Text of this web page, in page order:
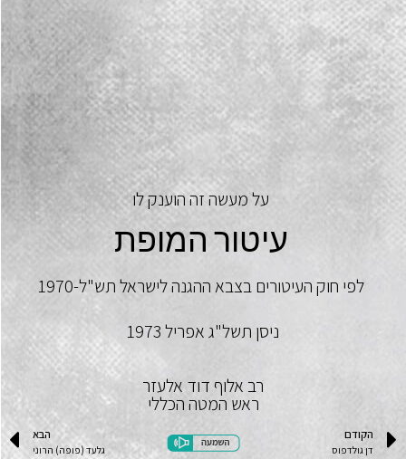
על מעשה זה הוענק לו
עיטור המופת
לפי חוק העיטורים בצבא ההגנה לישראל תש"ל-1970
ניסן תשל"ג אפריל 1973
רב אלוף דוד אלעזר
ראש המטה הכללי
הקודם
דן גולדפוס
הבא
גלעד (פופה) הרוני